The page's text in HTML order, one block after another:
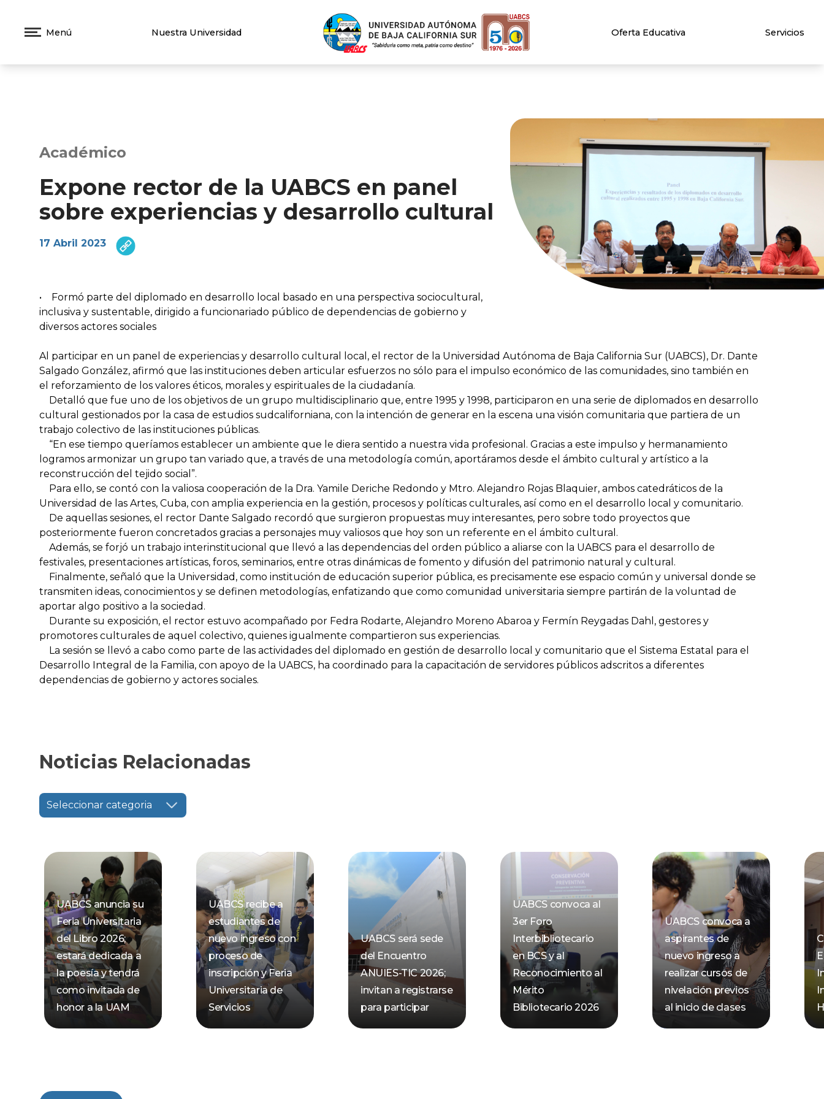
Menú Nuestra Universidad Oferta Educativa Servicios
Académico
Expone rector de la UABCS en panel
sobre experiencias y desarrollo cultural
17 Abril 2023
• Formó parte del diplomado en desarrollo local basado en una perspectiva sociocultural,
inclusiva y sustentable, dirigido a funcionariado público de dependencias de gobierno y
diversos actores sociales
Al participar en un panel de experiencias y desarrollo cultural local, el rector de la Universidad Autónoma de Baja California Sur (UABCS), Dr. Dante
Salgado González, afirmó que las instituciones deben articular esfuerzos no sólo para el impulso económico de las comunidades, sino también en
el reforzamiento de los valores éticos, morales y espirituales de la ciudadanía.
Detalló que fue uno de los objetivos de un grupo multidisciplinario que, entre 1995 y 1998, participaron en una serie de diplomados en desarrollo
cultural gestionados por la casa de estudios sudcaliforniana, con la intención de generar en la escena una visión comunitaria que partiera de un
trabajo colectivo de las instituciones públicas.
“En ese tiempo queríamos establecer un ambiente que le diera sentido a nuestra vida profesional. Gracias a este impulso y hermanamiento
logramos armonizar un grupo tan variado que, a través de una metodología común, aportáramos desde el ámbito cultural y artístico a la
reconstrucción del tejido social”.
Para ello, se contó con la valiosa cooperación de la Dra. Yamile Deriche Redondo y Mtro. Alejandro Rojas Blaquier, ambos catedráticos de la
Universidad de las Artes, Cuba, con amplia experiencia en la gestión, procesos y políticas culturales, así como en el desarrollo local y comunitario.
De aquellas sesiones, el rector Dante Salgado recordó que surgieron propuestas muy interesantes, pero sobre todo proyectos que
posteriormente fueron concretados gracias a personajes muy valiosos que hoy son un referente en el ámbito cultural.
Además, se forjó un trabajo interinstitucional que llevó a las dependencias del orden público a aliarse con la UABCS para el desarrollo de
festivales, presentaciones artísticas, foros, seminarios, entre otras dinámicas de fomento y difusión del patrimonio natural y cultural.
Finalmente, señaló que la Universidad, como institución de educación superior pública, es precisamente ese espacio común y universal donde se
transmiten ideas, conocimientos y se definen metodologías, enfatizando que como comunidad universitaria siempre partirán de la voluntad de
aportar algo positivo a la sociedad.
Durante su exposición, el rector estuvo acompañado por Fedra Rodarte, Alejandro Moreno Abaroa y Fermín Reygadas Dahl, gestores y
promotores culturales de aquel colectivo, quienes igualmente compartieron sus experiencias.
La sesión se llevó a cabo como parte de las actividades del diplomado en gestión de desarrollo local y comunitario que el Sistema Estatal para el
Desarrollo Integral de la Familia, con apoyo de la UABCS, ha coordinado para la capacitación de servidores públicos adscritos a diferentes
dependencias de gobierno y actores sociales.
Noticias Relacionadas
Seleccionar categoria
UABCS anuncia su
Feria Universitaria
del Libro 2026;
estará dedicada a
la poesía y tendrá
como invitada de
honor a la UAM
UABCS recibe a
estudiantes de
nuevo ingreso con
proceso de
inscripción y Feria
Universitaria de
Servicios
UABCS será sede
del Encuentro
ANUIES-TIC 2026;
invitan a registrarse
para participar
UABCS convoca al
3er Foro
Interbibliotecario
en BCS y al
Reconocimiento al
Mérito
Bibliotecario 2026
UABCS convoca a
aspirantes de
nuevo ingreso a
realizar cursos de
nivelación previos
al inicio de clases